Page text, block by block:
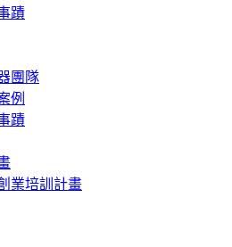
蹟
團隊
例
蹟
業培訓計畫